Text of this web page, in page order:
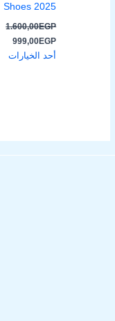
Shoes 2025
1.600,00EGP
999,00EGP
أحد الخيارات